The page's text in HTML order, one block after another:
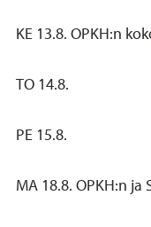
KE 13.8. OPKH:n
TO 14.8.
PE 15.8.
MA 18.8. OPKH:n ja